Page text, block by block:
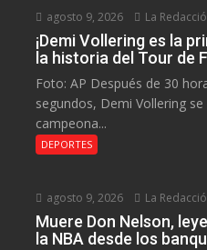
agosto 9, 2026 La
¡Demi Vollering es la
la historia del Tour de
Foto: AP Después de 30
segundos, Demi Vollering
campeona...
DEPORTES
agosto 9, 2026 La
Muere Don Nelson,
la NBA desde los